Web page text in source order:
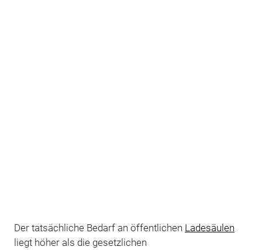
Der tatsächliche Bedarf an öffentlichen Ladesäulen
liegt höher als die gesetzlichen